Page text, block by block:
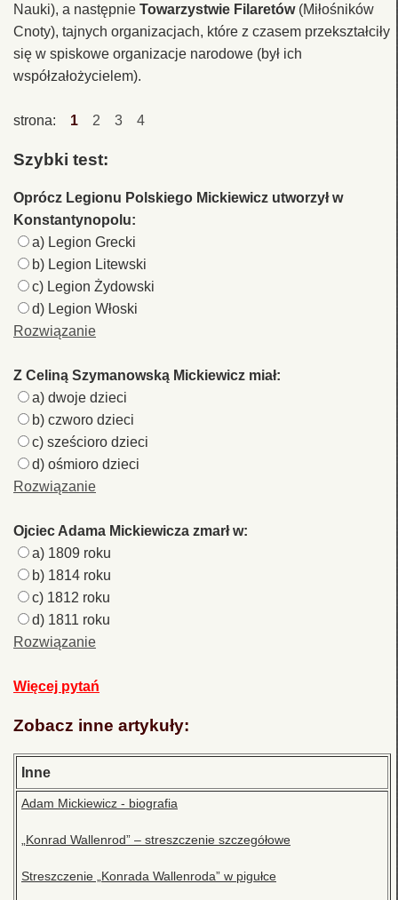
Nauki), a następnie Towarzystwie Filaretów(Miłośników
Cnoty), tajnych organizacjach, które z czasem przekształciły
się w spiskowe organizacje narodowe (był ich
współzałożycielem).
strona: 1 2 3 4
Szybki test:
Oprócz Legionu Polskiego Mickiewicz utworzył w
Konstantynopolu:
a) Legion Grecki
b) Legion Litewski
c) Legion Żydowski
d) Legion Włoski
Rozwiązanie
Z Celiną Szymanowską Mickiewicz miał:
a) dwoje dzieci
b) czworo dzieci
c) sześcioro dzieci
d) ośmioro dzieci
Rozwiązanie
Ojciec Adama Mickiewicza zmarł w:
a) 1809 roku
b) 1814 roku
c) 1812 roku
d) 1811 roku
Rozwiązanie
Więcej pytań
Zobacz inne artykuły:
Inne
Adam Mickiewicz - biografia
„Konrad Wallenrod” – streszczenie szczegółowe
Streszczenie „Konrada Wallenroda” w pigułce